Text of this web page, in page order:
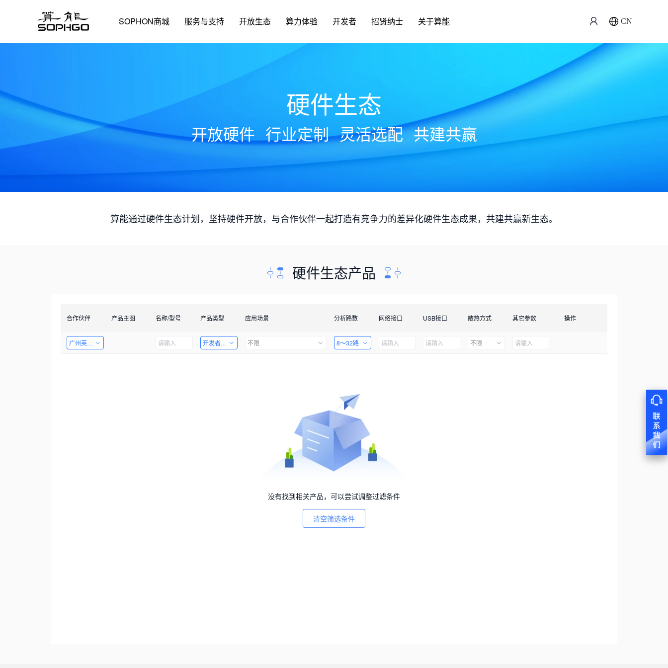
SOPHON商城 服务与支持 开放生态 算力体验 开发者 招贤纳士 关于算能 CN
硬件生态
开放硬件 行业定制 灵活选配 共建共赢
算能通过硬件生态计划，坚持硬件开放，与合作伙伴一起打造有竞争力的差异化硬件生态成果，共建共赢新生态。
硬件生态产品
合作伙伴 产品主图 名称/型号 产品类型 应用场景 分析路数 网络接口 USB接口 散热方式 其它参数 操作
广州英码信息科技有限公司 开发者套件 不限 8～32路 不限
没有找到相关产品，可以尝试调整过滤条件
清空筛选条件